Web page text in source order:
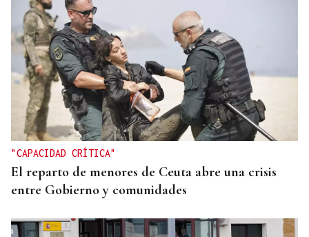
"CAPACIDAD CRÍTICA"
El reparto de menores de Ceuta abre una crisis
entre Gobierno y comunidades